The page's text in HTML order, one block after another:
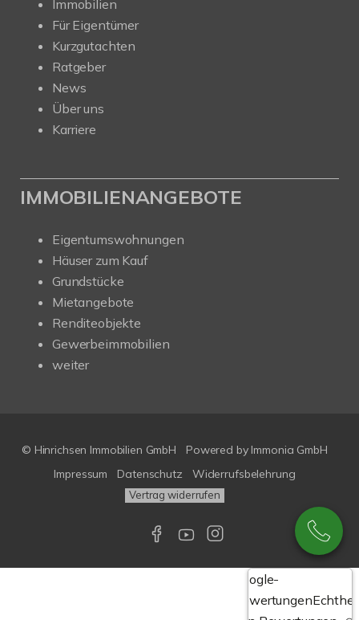
Immobilien
Für Eigentümer
Kurzgutachten
Ratgeber
News
Über uns
Karriere
IMMOBILIENANGEBOTE
Eigentumswohnungen
Häuser zum Kauf
Grundstücke
Mietangebote
Renditeobjekte
Gewerbeimmobilien
weiter
© Hinrichsen Immobilien GmbH Powered by Immonia GmbH
Impressum
Datenschutz Widerrufsbelehrung
Vertrag widerrufen
Google-
Bewertungen